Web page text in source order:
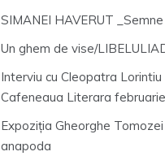
SIMANEI HAVERUT
Un ghem de vise/
Interviu cu Cleopatra
Cafeneaua Literara
Expoziția Gheorghe
anapoda